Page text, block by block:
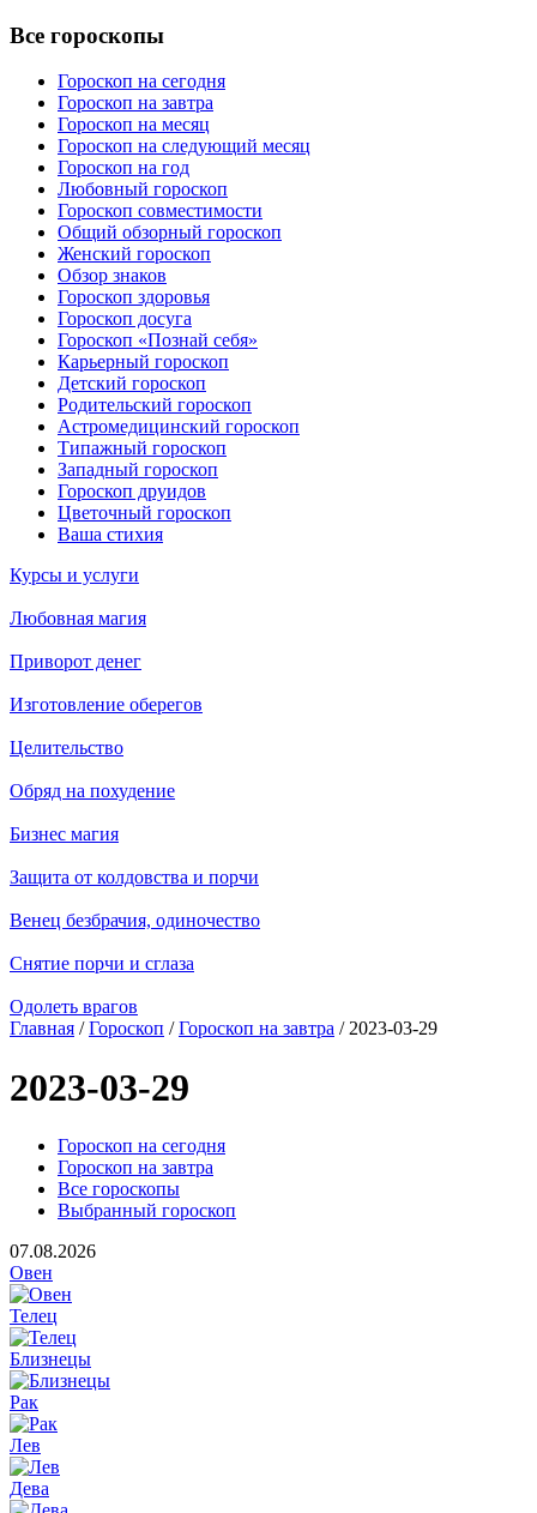
Все гороскопы
Гороскоп на сегодня
Гороскоп на завтра
Гороскоп на месяц
Гороскоп на следующий месяц
Гороскоп на год
Любовный гороскоп
Гороскоп совместимости
Общий обзорный гороскоп
Женский гороскоп
Обзор знаков
Гороскоп здоровья
Гороскоп досуга
Гороскоп «Познай себя»
Карьерный гороскоп
Детский гороскоп
Родительский гороскоп
Астромедицинский гороскоп
Типажный гороскоп
Западный гороскоп
Гороскоп друидов
Цветочный гороскоп
Ваша стихия
Курсы и услуги
Любовная магия
Приворот денег
Изготовление оберегов
Целительство
Обряд на похудение
Бизнес магия
Защита от колдовства и порчи
Венец безбрачия, одиночество
Снятие порчи и сглаза
Одолеть врагов
Главная /Гороскоп /Гороскоп на завтра / 2023-03-29
2023-03-29
Гороскоп на сегодня
Гороскоп на завтра
Все гороскопы
Выбранный гороскоп
07.08.2026
Овен
Телец
Близнецы
Рак
Лев
Дева